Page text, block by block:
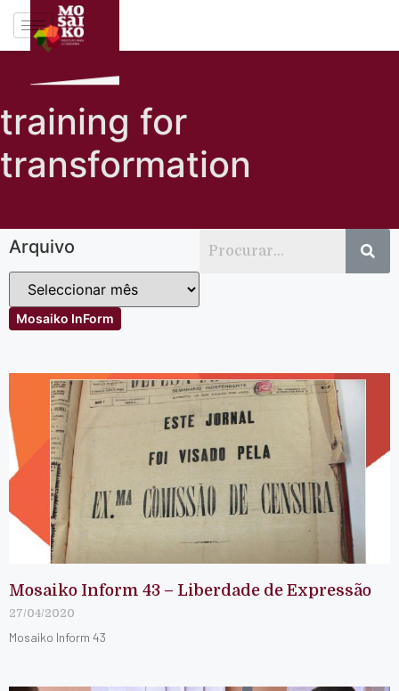
training for
transformation
Arquivo
Mosaiko InForm
Mosaiko Inform 43 – Liberdade de Expressão
27/04/2020
Mosaiko Inform 43